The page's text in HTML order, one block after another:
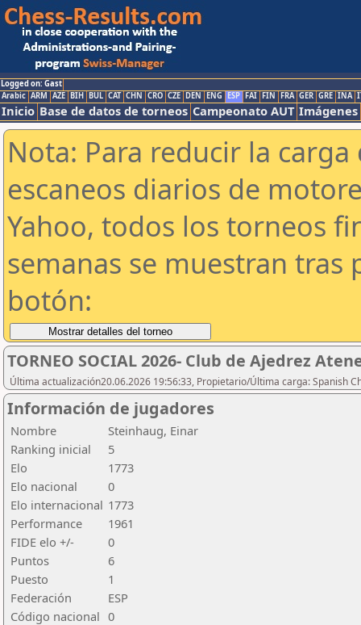
Logged on: Gast
Arabic ARM AZE BIH BUL CAT CHN CRO CZE DEN ENG ESP FAI FIN FRA GER GRE INA
Inicio Base de datos de torneos Campeonato AUT Imágenes
Nota: Para reducir la
escaneos diarios de
Yahoo, todos los torneos
semanas se muestran tras
botón:
TORNEO SOCIAL 2026- Club de Ajedrez
Última actualización20.06.2026 19:56:33, Propietario/Última carga: Spanish
Información de jugadores
Nombre
Steinhaug, Einar
Ranking inicial
5
Elo
1773
Elo nacional
0
Elo internacional 1773
Performance
1961
FIDE elo +/-
0
Puntos
6
Puesto
1
Federación
ESP
Código nacional 0